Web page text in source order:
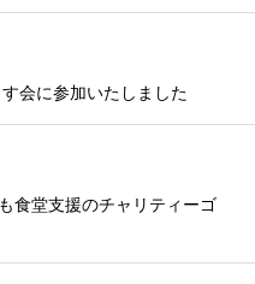
会に参加いたしました
食堂支援のチャリティーゴ